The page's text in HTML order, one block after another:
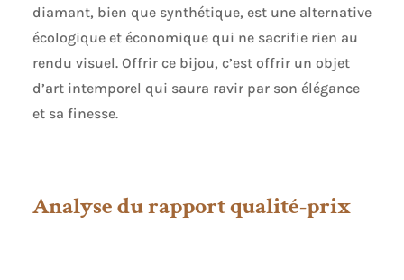
diamant, bien que synthétique, est une alternative
écologique et économique qui ne sacrifie rien au
rendu visuel. Offrir ce bijou, c’est offrir un objet
d’art intemporel qui saura ravir par son élégance
et sa finesse.
Analyse du rapport qualité-prix